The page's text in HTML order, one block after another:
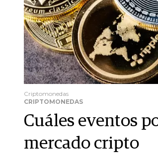
Criptomonedas
CRIPTOMONEDAS
Cuáles eventos
mercado cripto